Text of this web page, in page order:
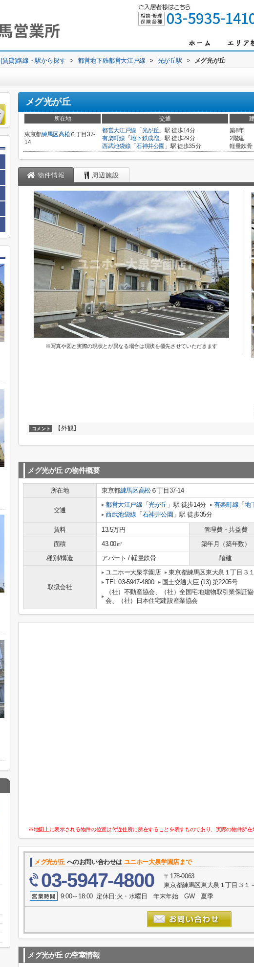
(賃貸)路線・駅から探す > 都営地下鉄都営大江戸線 > 光が丘駅 > メグ光が丘
メグ光が丘
所在地 交通
東京都練馬区高松６丁目37-
14
都営大江戸線 「 光が丘 」駅 徒歩14分
有楽町線 「地下鉄成増」駅 徒歩29分
西武池袋線 「 石神井公園 」駅 徒歩35分
築8年
2階建
軽量鉄骨
物件情報 周辺施設
※写真や図と実際の現状とが異なる場合は現状を優先させていただきます
コメント 【外観】
メグ光が丘 の物件概要
所在地 東京都練馬区高松６丁目37-14
交通
都営大江戸線 「光が丘 」駅 徒歩14分 有楽町線 「 地
西武池袋線 「 石神井公園 」駅 徒歩35分
賃料 13.5万円 管理費・共益費
面積
43.00㎡ 築年月（築年数）
種別/構造
アパート / 軽量鉄骨 階建
取扱会社
ユニホー大泉学園店
東京都練馬区東大泉１丁目３
TEL:03-5947-4800
国土交通大臣 (13) 第2205号
（社）不動産協会、（社）全国宅地建物取引業保証
会、（社）日本住宅建設産業協会
※地図上に表示される物件の位置は付近住所に所在することを表すものであり、実際の物件所在
メグ光が丘 へのお問い合わせは ユニホー大泉学園店まで
03-5947-4800
〒178-0063
東京都練馬区東大泉１丁目３１
9:00～18:00 定休日:火・水曜日 年末年始 GW 夏季
メグ光が丘 の空室情報